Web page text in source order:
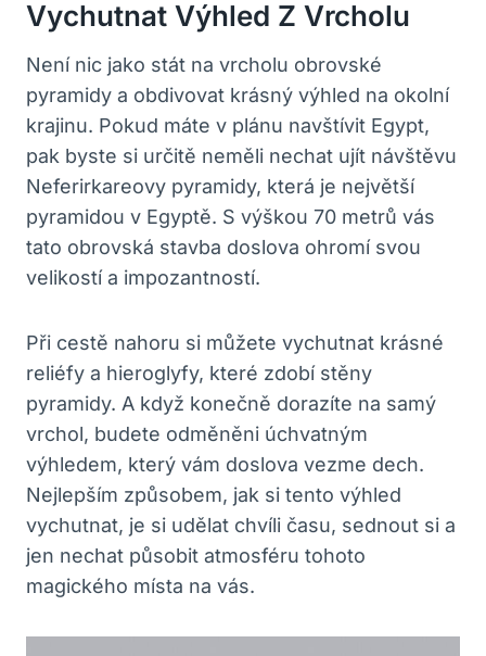
Vychutnat Výhled Z Vrcholu
Není nic jako stát na vrcholu obrovské
pyramidy a obdivovat krásný výhled na okolní
krajinu. Pokud máte v plánu navštívit Egypt,
pak byste si určitě neměli nechat ujít návštěvu
Neferirkareovy pyramidy, která je největší
pyramidou v Egyptě. S výškou 70 metrů vás
tato obrovská stavba doslova ohromí svou
velikostí a impozantností.
Při cestě nahoru si můžete vychutnat krásné
reliéfy a hieroglyfy, které zdobí stěny
pyramidy. A když konečně dorazíte na samý
vrchol, budete odměněni úchvatným
výhledem, který vám doslova vezme dech.
Nejlepším způsobem, jak si tento výhled
vychutnat, je si udělat chvíli času, sednout si a
jen nechat působit atmosféru tohoto
magického místa na vás.